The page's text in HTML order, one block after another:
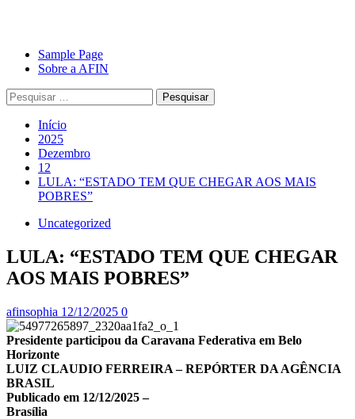
Avançar
para
conteúdo
Primary
Menu
Sample Page
Sobre a AFIN
Pesquisar
por:
Início
2025
Dezembro
12
LULA: “ESTADO TEM QUE CHEGAR AOS MAIS
POBRES”
Uncategorized
LULA: “ESTADO TEM QUE CHEGAR
AOS MAIS POBRES”
afinsophia 12/12/2025 0
Presidente participou da Caravana Federativa em Belo
Horizonte
LUIZ CLAUDIO FERREIRA – REPÓRTER DA AGÊNCIA
BRASIL
Publicado em 12/12/2025 –
Brasília